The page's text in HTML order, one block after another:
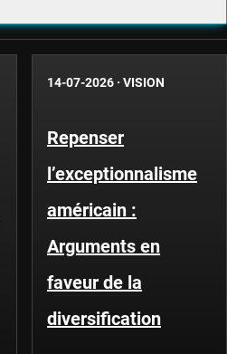
14-07-2026 · VISION
Repenser
l’exceptionnalisme
américain :
Arguments en
faveur de la
diversification